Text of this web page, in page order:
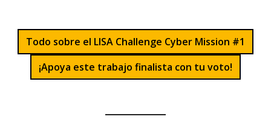
Todo sobre el LISA Challenge Cyber Mission #1
¡Apoya este trabajo finalista con tu voto!